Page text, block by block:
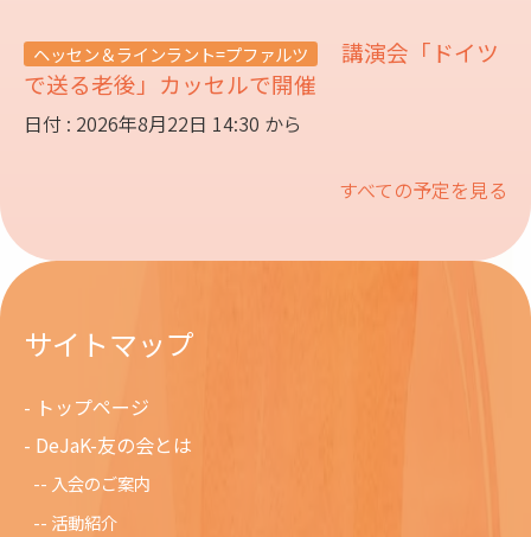
ヘッセン＆ラインラント=プファルツ
講演会「ドイツ
で送る老後」カッセルで開催
日付 : 2026年8月22日 14:30 から
すべての予定を見る
サイトマップ
トップページ
DeJaK-友の会とは
入会のご案内
活動紹介